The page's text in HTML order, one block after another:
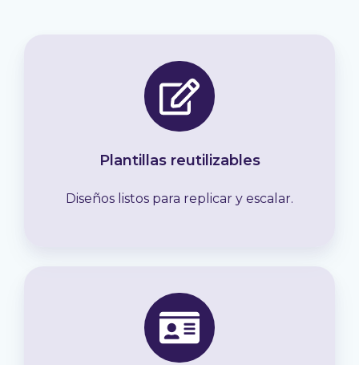
Plantillas reutilizables
Diseños listos para replicar y escalar.